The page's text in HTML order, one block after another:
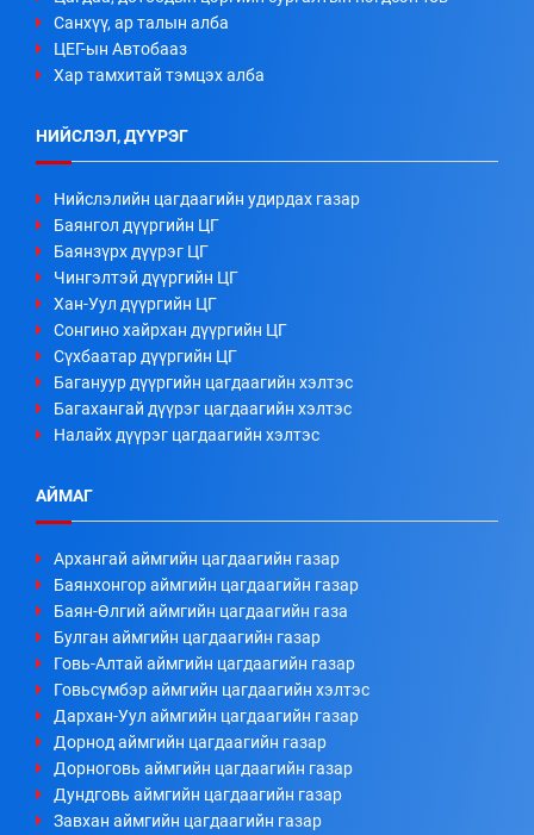
Санхүү, ар талын алба
ЦЕГ-ын Автобааз
Хар тамхитай тэмцэх алба
НИЙСЛЭЛ, ДҮҮРЭГ
Нийслэлийн цагдаагийн удирдах газар
Баянгол дүүргийн ЦГ
Баянзүрх дүүрэг ЦГ
Чингэлтэй дүүргийн ЦГ
Хан-Уул дүүргийн ЦГ
Сонгино хайрхан дүүргийн ЦГ
Сүхбаатар дүүргийн ЦГ
Багануур дүүргийн цагдаагийн хэлтэс
Багахангай дүүрэг цагдаагийн хэлтэс
Налайх дүүрэг цагдаагийн хэлтэс
АЙМАГ
Архангай аймгийн цагдаагийн газар
Баянхонгор аймгийн цагдаагийн газар
Баян-Өлгий аймгийн цагдаагийн газа
Булган аймгийн цагдаагийн газар
Говь-Алтай аймгийн цагдаагийн газар
Говьсүмбэр аймгийн цагдаагийн хэлтэс
Дархан-Уул аймгийн цагдаагийн газар
Дорнод аймгийн цагдаагийн газар
Дорноговь аймгийн цагдаагийн газар
Дундговь аймгийн цагдаагийн газар
Завхан аймгийн цагдаагийн газар